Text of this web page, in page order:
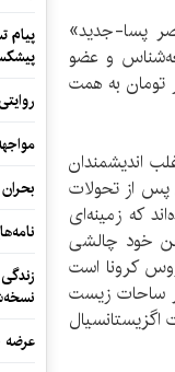
پسا-جدید»
و عضو
علوم انسانی و مطالعات فرهنگی، به بهای 40 هزار تومان به همت
اندیشمندان
پس از تحولات
که زمینه‌ای
ذهن خود چالشی
کرونا است
ساحات زیست
پیام
عرضه ۱۰۰۰ جلد کتاب بین زائران اربعین در مرزهای کرمانشاه